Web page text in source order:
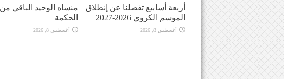
أربعة أسابيع تفصلنا عن إنطلاق
الموسم الكروي 2026-2027
أغسطس 8, 2026
منساه الوحيد الباقي
الحكمة
أغسطس 8, 2026